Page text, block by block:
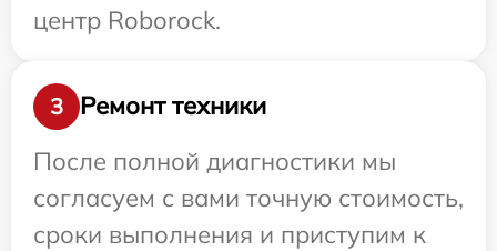
центр Roborock.
3
Ремонт техники
После полной диагностики мы
согласуем с вами точную стоимость,
сроки выполнения и приступим к